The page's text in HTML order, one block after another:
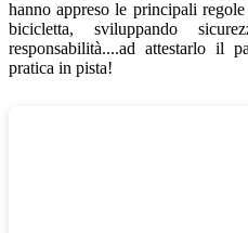
hanno appreso le principali
bicicletta, sviluppando
responsabilità....ad attestarlo il
pratica in pista!